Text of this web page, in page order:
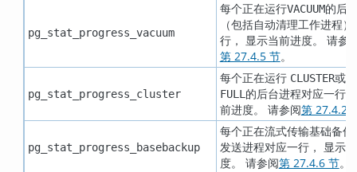
pg_stat_progress_vacuum
每个正在运行VACUUM的后
（包括自动清理工作进程
行， 显示当前进度。 请参
第 27.4.5 节。
pg_stat_progress_cluster
每个正在运行 CLUSTER或
FULL 的后台进程对应一行
前进度。 请参阅第 27.4.2
pg_stat_progress_basebackup
每个正在流式传输基础备份
发送进程对应一行， 显示
度。 请参阅第 27.4.6 节。